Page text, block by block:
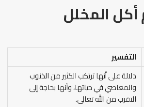
المخلل
التفسير
دلالة على أنها ترتكب الكثير من الذنوب
والمعاصي في حياتها، وأنها بحاجة إلى
التقرب من الله تعالى.